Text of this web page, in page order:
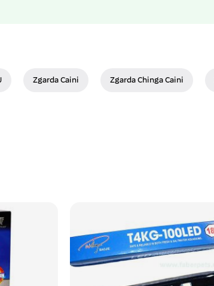
Zgarda Caini Zgarda Chinga Caini